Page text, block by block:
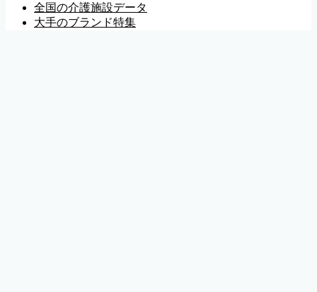
全国の介護施設データ
大手のブランド特集